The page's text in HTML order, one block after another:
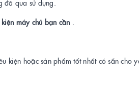
qua sử dụng.
máy chủ bạn cần
kiện hoặc sản phẩm tốt nhất có sẵn cho